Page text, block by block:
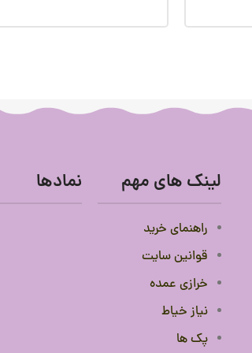
لینک های مهم
راهنمای خرید
قوانین سایت
خرازی عمده
نیاز خیاط
پک ها
نمادها